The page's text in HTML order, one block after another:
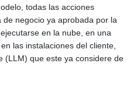
todas las acciones
negocio ya aprobada por la
en la nube, en una
las instalaciones del cliente,
(LLM) que este ya considere de